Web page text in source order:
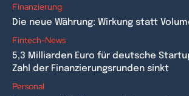
Finanzierung
Die neue Währung: Wirkung statt
Fintech-News
5,3 Milliarden Euro für deutsche
Zahl der Finanzierungsrunden sinkt
Personal